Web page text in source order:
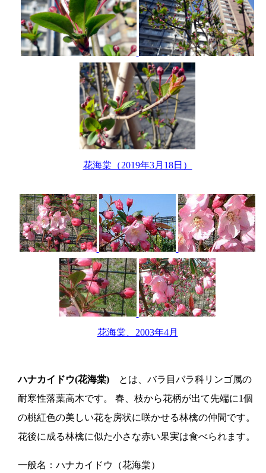
花海棠（2019年3月18日）
花海棠、2003年4月
ハナカイドウ(花海棠)
とは、バラ目バラ科リンゴ属の
耐寒性落葉高木です。 春、枝から花柄が出て先端に1個
の桃紅色の美しい花を房状に咲かせる林檎の仲間です。
花後に成る林檎に似た小さな赤い果実は食べられます。
一般名：ハナカイドウ（花海棠）